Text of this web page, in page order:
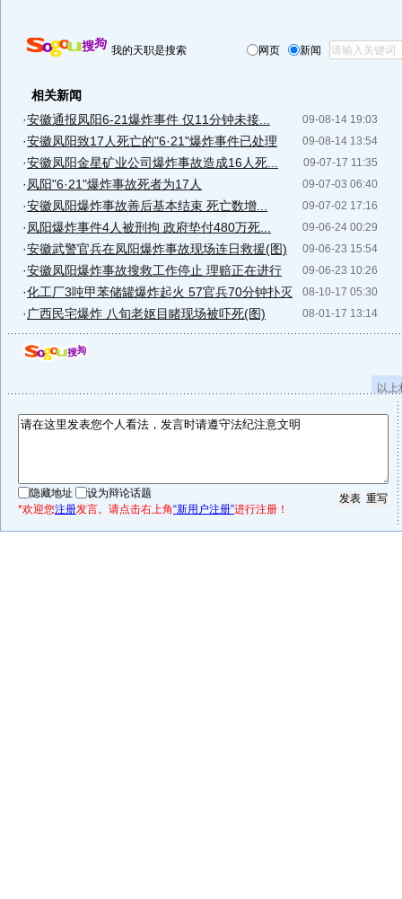
我的天职是搜索 网页 新闻
相关新闻
09-08-14 19:03
·安徽通报凤阳6-21爆炸事件 仅11分钟未接...
09-08-14 13:54
·安徽凤阳致17人死亡的"6·21"爆炸事件已处理
09-07-17 11:35
·安徽凤阳金星矿业公司爆炸事故造成16人死...
09-07-03 06:40
· 凤阳"6·21"爆炸事故死者为17人
09-07-02 17:16
·安徽凤阳爆炸事故善后基本结束 死亡数增...
09-06-24 00:29
· 凤阳爆炸事件4人被刑拘 政府垫付480万死...
09-06-23 15:54
·安徽武警官兵在凤阳爆炸事故现场连日救援(图)
09-06-23 10:26
·安徽凤阳爆炸事故搜救工作停止 理赔正在进行
08-10-17 05:30
·化工厂3吨甲苯储罐爆炸起火 57官兵70分钟扑灭
08-01-17 13:14
· 广西民宅爆炸 八旬老妪目睹现场被吓死(图)
以
隐藏地址
设为辩论话题
*欢迎您注册发言。请点击右上角“新用户注册”进行注册！